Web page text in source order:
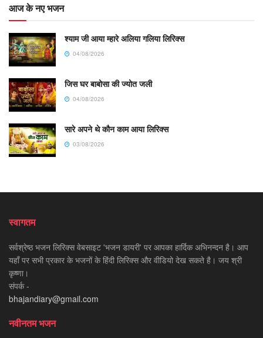
आज के नए भजन
श्याम जी आया म्हारे अलिया गलिया लिरिक्स
04/08/2026
जिस घर बाबोसा की ज्योत जली
04/08/2026
सारे अपने थे कौन काम आया लिरिक्स
03/08/2026
स्वागतम
सर्वश्रेष्ठ भजन लिरिक्स वेबसाइट 'भजन डायरी' पर आपका हार्दिक अभिनन्दन है। आप
यहाँ पर सभी प्रकार के भजनों के हिंदी लिरिक्स और वीडियो देख सकते है। जय श्री
कृष्णा।
संपर्क -
bhajandiary@gmail.com
नवीनतम भजन